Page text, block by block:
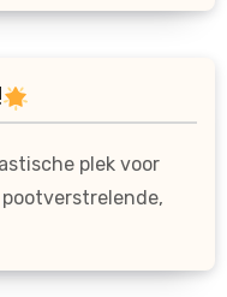
plek voor